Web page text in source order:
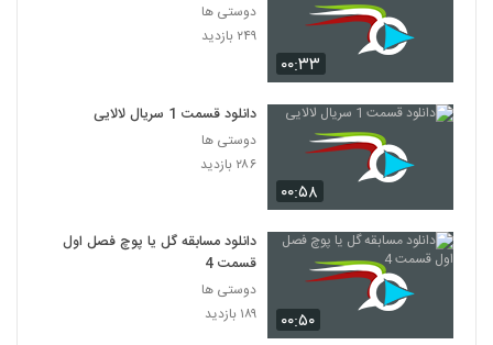
۰۰:۳۳
دوستی ها
۲۴۹ بازدید
۰۰:۵۸
دانلود قسمت 1 سریال لالایی
دوستی ها
۲۸۶ بازدید
۰۰:۵۰
دانلود مسابقه گل یا پوچ فصل اول
قسمت 4
دوستی ها
۱۸۹ بازدید